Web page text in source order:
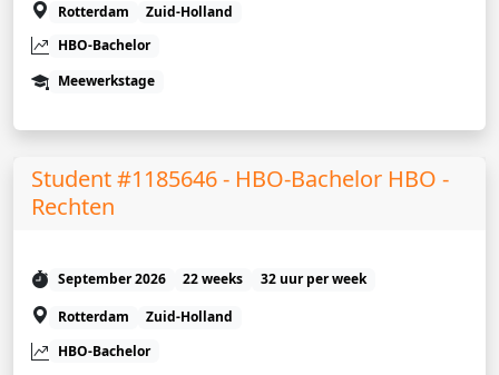
Rotterdam
Zuid-Holland
HBO-Bachelor
Meewerkstage
Student #1185646 - HBO-Bachelor HBO -
Rechten
September 2026 22 weeks
32 uur per week
Rotterdam
Zuid-Holland
HBO-Bachelor